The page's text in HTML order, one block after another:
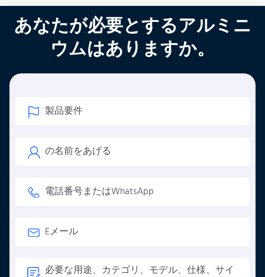
あなたが必要とするアルミニ
ウムはありますか。